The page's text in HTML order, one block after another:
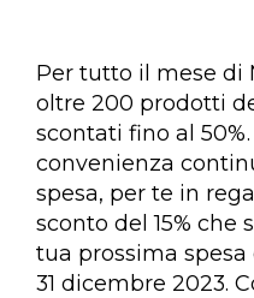
Per tutto il mese di
oltre 200 prodotti
scontati fino al
convenienza
spesa, per te in
sconto del 15% che
tua prossima spesa
31 dicembre 2023.